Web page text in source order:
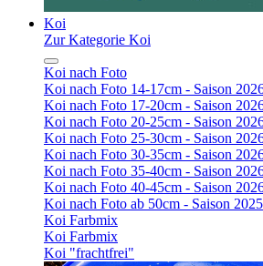
Koi
Zur Kategorie Koi
Koi nach Foto
Koi nach Foto 14-17cm - Saison
Koi nach Foto 17-20cm - Saison
Koi nach Foto 20-25cm - Saison
Koi nach Foto 25-30cm - Saison
Koi nach Foto 30-35cm - Saison
Koi nach Foto 35-40cm - Saison
Koi nach Foto 40-45cm - Saison
Koi nach Foto ab 50cm - Saison 2025
Koi Farbmix
Koi Farbmix
Koi "frachtfrei"